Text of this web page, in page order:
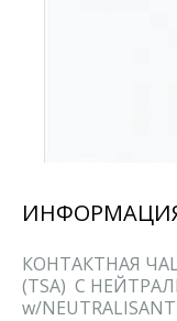
КОНТАКТНАЯ
(TSA) С
w/